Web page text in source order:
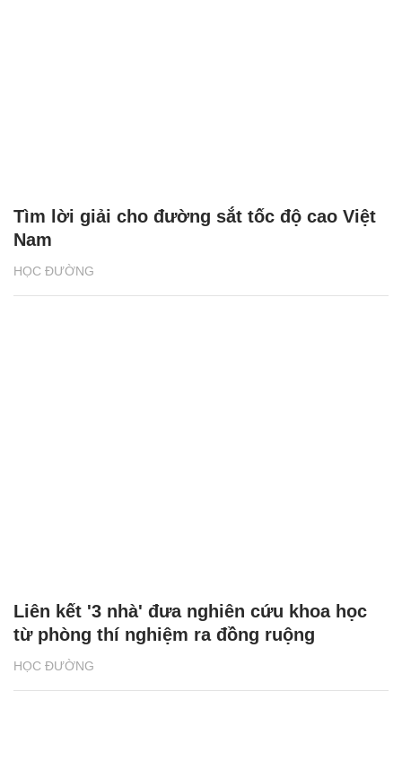
HỌC ĐƯỜNG
Tìm lời giải cho đường sắt tốc độ cao Việt
Nam
HỌC ĐƯỜNG
Liên kết '3 nhà' đưa nghiên cứu khoa học
từ phòng thí nghiệm ra đồng ruộng